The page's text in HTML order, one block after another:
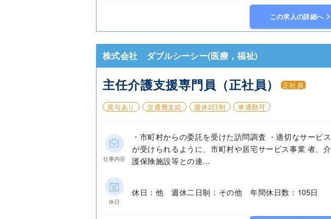
この求人の詳細へ
株式会社 ダブルシーシー(医療，福祉)
主任介護支援専門員（正社員） 正社員
賞与あり 交通費支給 週休2日制 車通勤可
仕事内容
・市町村からの委託を受けた訪問調査 ・適切なサービス
が受けられるように、市町村や居宅サービス事業 者、介
護保険施設等との連...
休日
休日：他 週休二日制：その他 年間休日数：105日